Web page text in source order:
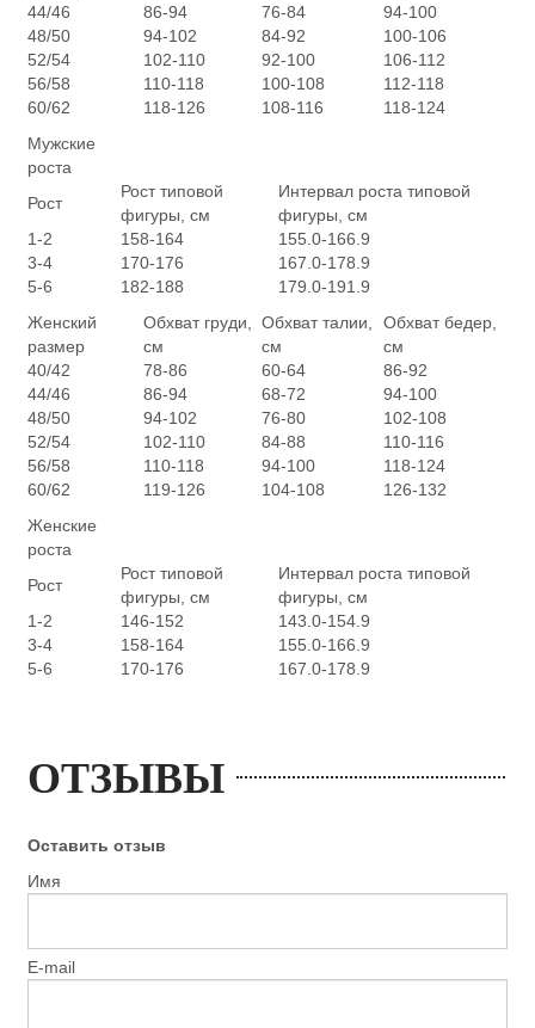
44/46
86-94 76-84
94-100
48/50
94-102 84-92
100-106
52/54
102-110 92-100
106-112
56/58
110-118 100-108
112-118
60/62
118-126 108-116
118-124
Мужские
роста
Рост
Рост типовой
фигуры, см
Интервал роста типовой
фигуры, см
1-2
158-164
155.0-166.9
3-4
170-176
167.0-178.9
5-6
182-188
179.0-191.9
Женский
размер
Обхват груди,
см
Обхват талии,
см
Обхват бедер,
см
40/42
78-86 60-64
86-92
44/46
86-94 68-72
94-100
48/50
94-102 76-80
102-108
52/54
102-110 84-88
110-116
56/58
110-118 94-100
118-124
60/62
119-126 104-108
126-132
Женские
роста
Рост
Рост типовой
фигуры, см
Интервал роста типовой
фигуры, см
1-2
146-152
143.0-154.9
3-4
158-164
155.0-166.9
5-6
170-176 167.0-178.9
ОТЗЫВЫ
Оставить отзыв
Имя
E-mail